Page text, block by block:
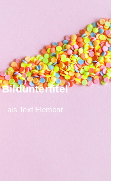
Bild­unter­titel
als Text Element